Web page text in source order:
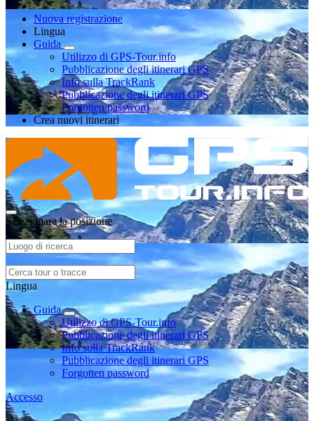
Nuova registrazione
Lingua
Guida
Utilizzo di GPS-Tour.info
Pubblicazione degli itinerari GPS
Info sulla TrackRank
Pubblicazione degli itinerari GPS
Forgotten password
Crea nuovi itinerari
Selezionare la posizione
Lingua
Guida
Utilizzo di GPS-Tour.info
Pubblicazione degli itinerari GPS
Info sulla TrackRank
Pubblicazione degli itinerari GPS
Forgotten password
Accesso